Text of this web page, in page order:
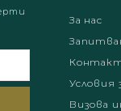
За нас
Условия
Визова